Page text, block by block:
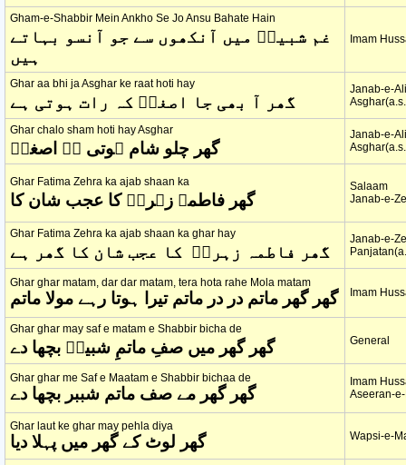
Gham-e-Shabbir Mein Ankho Se Jo Ansu Bahate Hain
غم شبیرؑ میں آنکھوں سے جو آنسو بہاتے
ہیں
Imam
Ghar aa bhi ja Asghar ke raat hoti hay
گھر آ بھی جا اصغرؑ کہ رات ہوتی ہے
Janab-e-Ali
Ghar chalo sham hoti hay Asghar
گھر چلو شام ہوتی ہے اصغرؑ
Janab-e-Ali
Ghar Fatima Zehra ka ajab shaan ka
گھر فاطمہ زہراؑ کا عجب شان کا
Salaam
Janab-e-
Ghar Fatima Zehra ka ajab shaan ka ghar hay
گھر فاطمہ زہراؑ کا عجب شان کا گھر ہے
Janab-e-
Ghar ghar matam, dar dar matam, tera hota rahe Mola matam
گھر گھر ماتم در در ماتم تیرا ہوتا رہے مولا ماتم Imam
Ghar ghar may saf e matam e Shabbir bicha de
گھر گھر میں صفِ ماتمِ شبیرؑ بچھا دے General
Ghar ghar me Saf e Maatam e Shabbir bichaa de
گھر گھر مے صف ماتم شببر بچھا دے
Imam
Aseeran-
Ghar laut ke ghar may pehla diya
گھر لوٹ کے گھر میں پہلا دیا Wapsi-e-